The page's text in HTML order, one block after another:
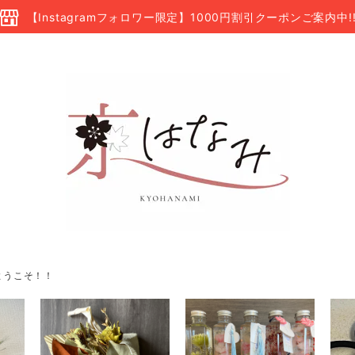
【Instagramフォロワー限定】1000円割引クーポンご案内中
こそ！！